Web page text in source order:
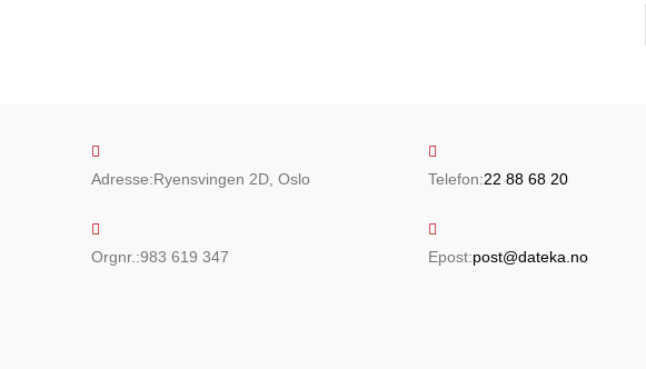
Adresse:Ryensvingen 2D, Oslo
Orgnr.:983 619 347
Telefon:22 88 68 20
Epost:post@dateka.no